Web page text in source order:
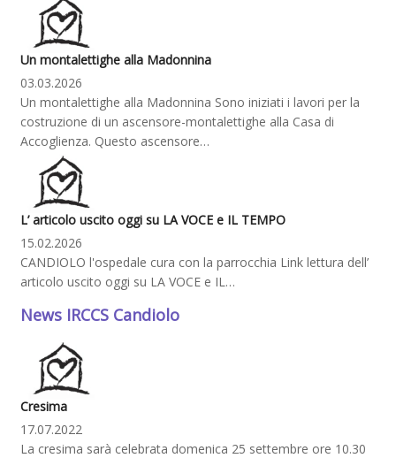
Un montalettighe alla Madonnina
03.03.2026
Un montalettighe alla Madonnina Sono iniziati i lavori per la
costruzione di un ascensore-montalettighe alla Casa di
Accoglienza. Questo ascensore…
L’ articolo uscito oggi su LA VOCE e IL TEMPO
15.02.2026
CANDIOLO l'ospedale cura con la parrocchia Link lettura dell’
articolo uscito oggi su LA VOCE e IL…
News IRCCS Candiolo
Cresima
17.07.2022
La cresima sarà celebrata domenica 25 settembre ore 10.30